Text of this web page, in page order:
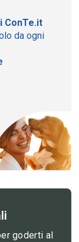
ConTe.it
da ogni
goderti al